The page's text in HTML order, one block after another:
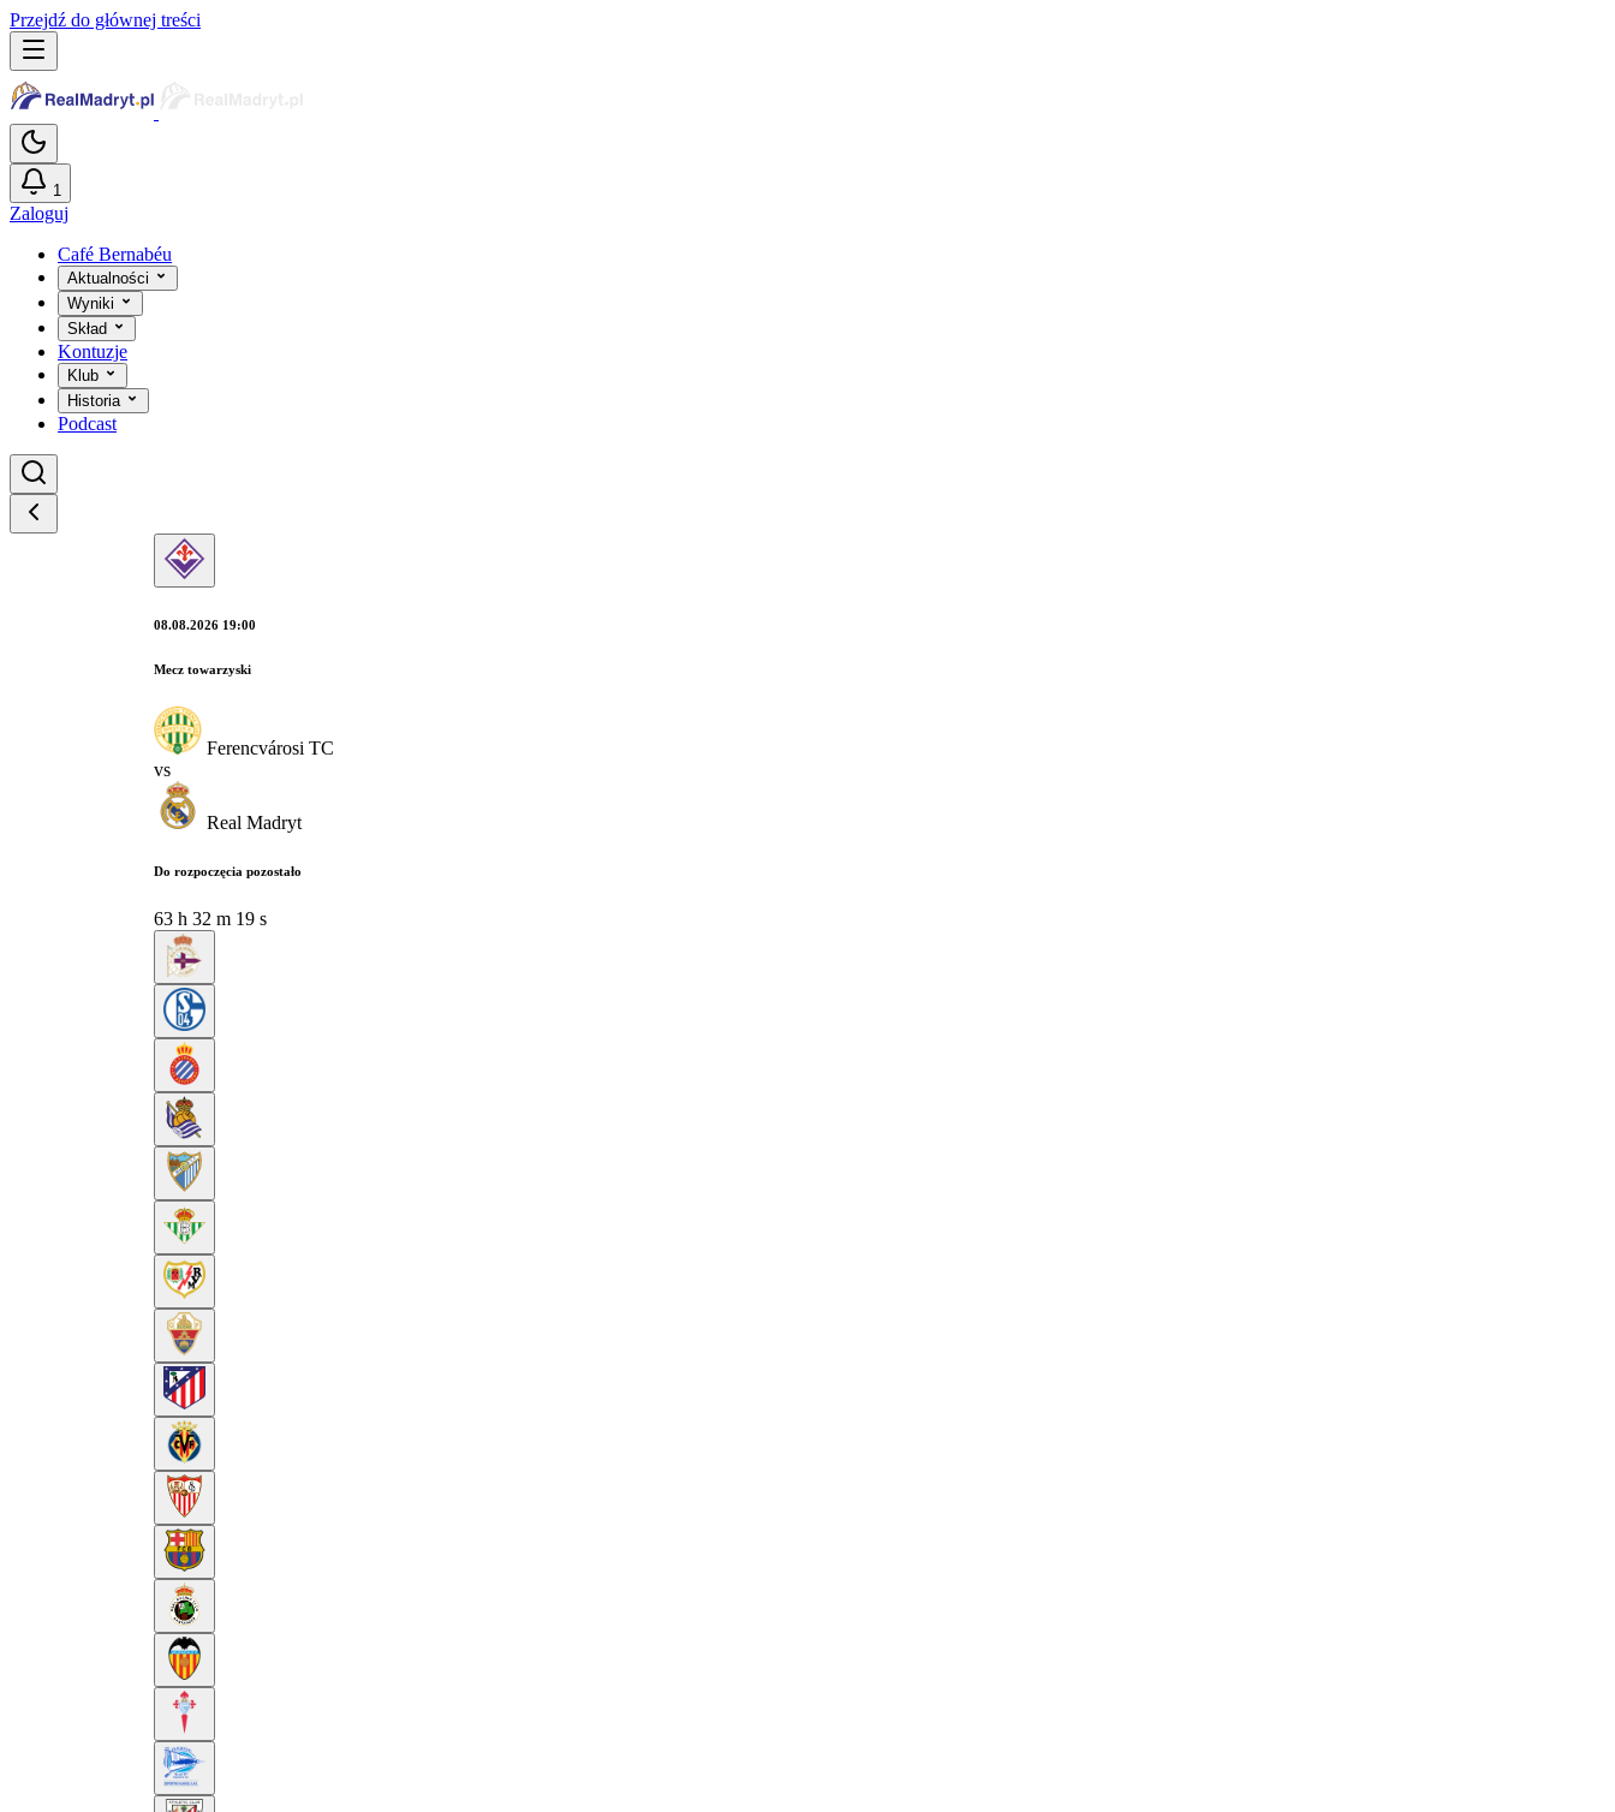
Przejdź do głównej treści
1
Zaloguj
Café Bernabéu
Aktualności
Wyniki
Skład
Kontuzje
Klub
Historia
Podcast
08.08.2026 19:00
Mecz towarzyski
Ferencvárosi TC
vs
Real Madryt
Do rozpoczęcia pozostało
63 h 32 m 18 s